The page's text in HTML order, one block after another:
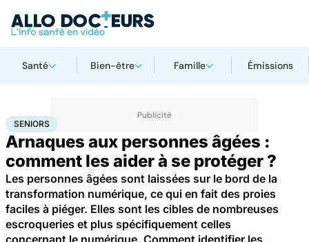
Santé Bien-être Famille Émissions
AccueilSanté
SENIORS
Arnaques aux personnes âgées :
comment les aider à se protéger ?
Les personnes âgées sont laissées sur le bord de la
transformation numérique, ce qui en fait des proies
faciles à piéger. Elles sont les cibles de nombreuses
escroqueries et plus spécifiquement celles
concernant le numérique. Comment identifier les